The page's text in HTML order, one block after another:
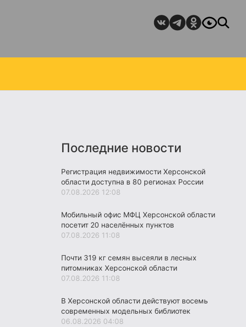
Последние новости
Регистрация недвижимости Херсонской
области доступна в 80 регионах России
07.08.2026 12:08
Мобильный офис МФЦ Херсонской области
посетит 20 населённых пунктов
07.08.2026 11:08
Почти 319 кг семян высеяли в лесных
питомниках Херсонской области
07.08.2026 11:08
В Херсонской области действуют восемь
современных модельных библиотек
06.08.2026 04:08